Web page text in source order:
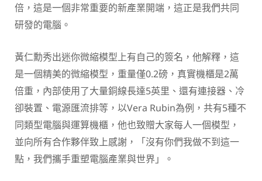
倍，這是一個非常重要的新產業開端，這正是我們共同
研發的電腦。
黃仁勳秀出迷你微縮模型上有自己的簽名，他解釋，這
是一個精美的微縮模型，重量僅0.2磅，真實機櫃是2萬
倍重，內部使用了大量銅線長達5英里、還有連接器、冷
卻裝置、電源匯流排等，以Vera Rubin為例，共有5種不
同類型電腦與運算機櫃，他也致贈大家每人一個模型，
並向所有合作夥伴致上感謝，「沒有你們我做不到這一
點，我們攜手重塑電腦產業與世界」。